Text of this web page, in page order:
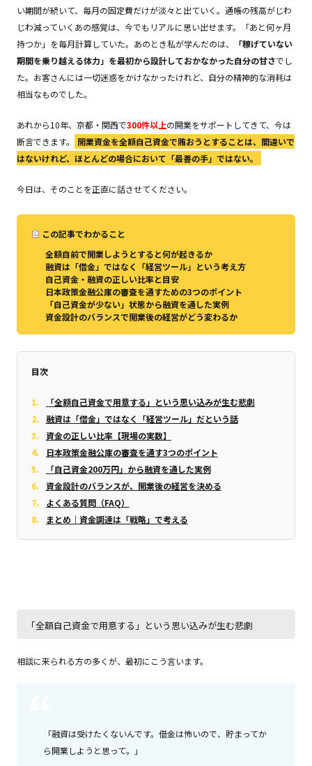
い期間が続いて、毎月の固定費だけが淡々と出ていく。通帳の残高がじわ
じわ減っていくあの感覚は、今でもリアルに思い出せます。「あと何ヶ月
持つか」を毎月計算していた。あのとき私が学んだのは、
「稼げていない
期間を乗り越える体力」を最初から設計しておかなかった自分の甘さでし
た。お客さんには一切迷惑をかけなかったけれど、自分の精神的な消耗は
相当なものでした。
あれから10年、京都・関西で300件以上の開業をサポートしてきて、今は
断言できます。
開業資金を全額自己資金で賄おうとすることは、間違いで
はないけれど、ほとんどの場合において「最善の手」ではない。
今日は、そのことを正直に話させてください。
この記事でわかること
全額自前で開業しようとすると何が起きるか
融資は「借金」ではなく「経営ツール」という考え方
自己資金・融資の正しい比率と目安
日本政策金融公庫の審査を通すための3つのポイント
「自己資金が少ない」状態から融資を通した実例
資金設計のバランスで開業後の経営がどう変わるか
目次
「全額自己資金で用意する」という思い込みが生む悲劇
融資は「借金」ではなく「経営ツール」だという話
資金の正しい比率【現場の実数】
日本政策金融公庫の審査を通す3つのポイント
「自己資金200万円」から融資を通した実例
資金設計のバランスが、開業後の経営を決める
よくある質問（FAQ）
まとめ｜資金調達は「戦略」で考える
「全額自己資金で用意する」という思い込みが生む悲劇
相談に来られる方の多くが、最初にこう言います。
「融資は受けたくないんです。借金は怖いので、貯まってか
ら開業しようと思って。」